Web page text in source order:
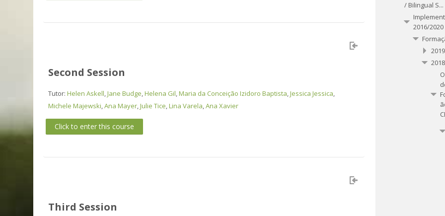
Second Session
Tutor:Helen Askell ,Jane Budge ,Helena Gil ,Maria da Conceição Izidoro Baptista ,Jessica Jessica
Michele Majewski ,Ana Mayer ,Julie Tice ,Lina Varela ,Ana Xavier
Click to enter this course
Third Session
/ Bilingual S...
2016/2020